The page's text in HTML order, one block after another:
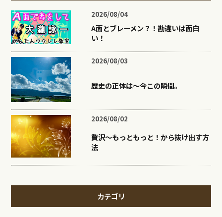
2026/08/04
A面とブレーメン？！勘違いは面白
い！
2026/08/03
歴史の正体は〜今この瞬間。
2026/08/02
贅沢〜もっともっと！から抜け出す方
法
カテゴリ